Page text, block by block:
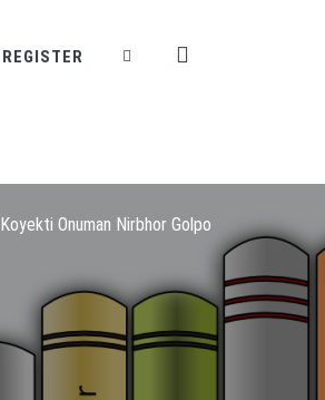
REGISTER
Koyekti Onuman Nirbhor Golpo